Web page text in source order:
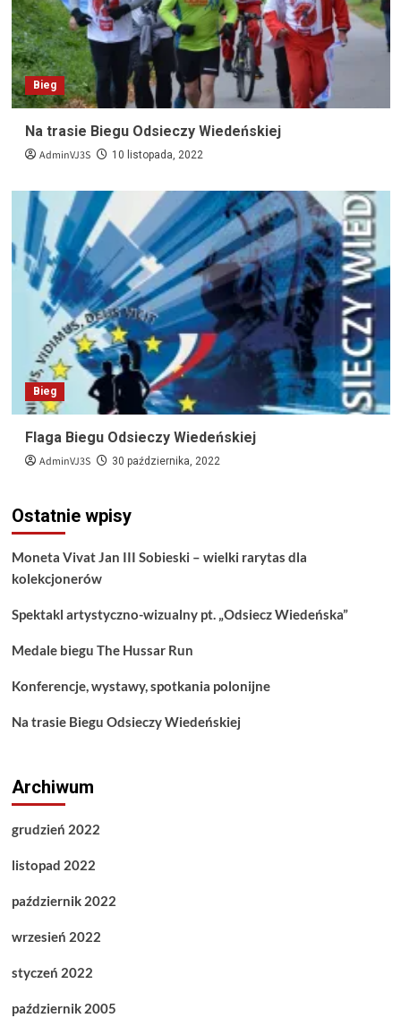
Bieg
Na trasie Biegu Odsieczy Wiedeńskiej
AdminVJ3S 10 listopada, 2022
Bieg
Flaga Biegu Odsieczy Wiedeńskiej
AdminVJ3S 30 października, 2022
Ostatnie wpisy
Moneta Vivat Jan III Sobieski – wielki rarytas dla
kolekcjonerów
Spektakl artystyczno-wizualny pt. „Odsiecz Wiedeńska”
Medale biegu The Hussar Run
Konferencje, wystawy, spotkania polonijne
Na trasie Biegu Odsieczy Wiedeńskiej
Archiwum
grudzień 2022
listopad 2022
październik 2022
wrzesień 2022
styczeń 2022
październik 2005